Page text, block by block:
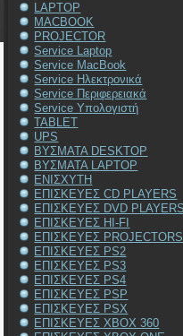
LAPTOP
MACBOOK
PROJECTOR
Service Laptop
Service MacBook
Service Ηλεκτρονικά
Service Περιφερειακά
Service Υπολογιστή
TABLET
UPS
ΒΥΣΜΑΤΑ DESKTOP
ΒΥΣΜΑΤΑ LAPTOP
ΕΝΙΣΧΥΤΗ
ΕΠΙΣΚΕΥΕΣ CD PLAYERS
ΕΠΙΣΚΕΥΕΣ DVD PLAYERS
ΕΠΙΣΚΕΥΕΣ HI-FI
ΕΠΙΣΚΕΥΕΣ PROJECTORS
ΕΠΙΣΚΕΥΕΣ PS2
ΕΠΙΣΚΕΥΕΣ PS3
ΕΠΙΣΚΕΥΕΣ PS4
ΕΠΙΣΚΕΥΕΣ PSP
ΕΠΙΣΚΕΥΕΣ PSX
ΕΠΙΣΚΕΥΕΣ XBOX 360